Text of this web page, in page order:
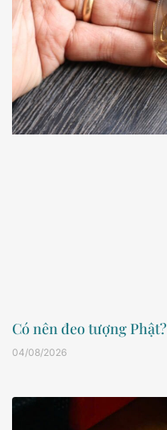
Có nên đeo tượng Phật?
04/08/2026